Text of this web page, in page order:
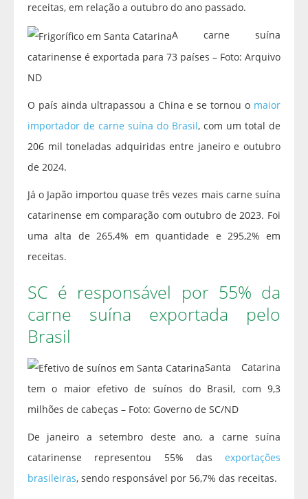
receitas, em relação a outubro do ano passado.
A carne suína
catarinense é exportada para 73 países – Foto: Arquivo
ND
O país ainda ultrapassou a China e se tornou o maior
importador de carne suína do Brasil, com um total de
206 mil toneladas adquiridas entre janeiro e outubro
de 2024.
Já o Japão importou quase três vezes mais carne suína
catarinense em comparação com outubro de 2023. Foi
uma alta de 265,4% em quantidade e 295,2% em
receitas.
SC é responsável por 55% da
carne suína exportada pelo
Brasil
Santa Catarina
tem o maior efetivo de suínos do Brasil, com 9,3
milhões de cabeças – Foto: Governo de SC/ND
De janeiro a setembro deste ano, a carne suína
catarinense representou 55% das exportações
brasileiras, sendo responsável por 56,7% das receitas.